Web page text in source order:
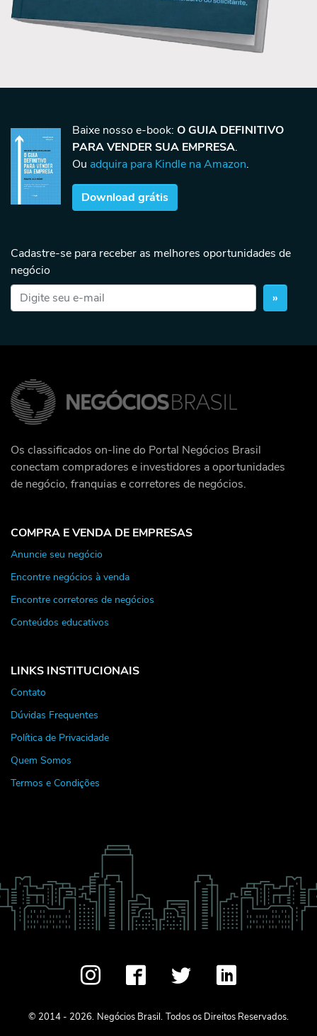
Baixe nosso e-book: O GUIA DEFINITIVO
PARA VENDER SUA EMPRESA.
Ou adquira para Kindle na Amazon.
Download grátis
Cadastre-se para receber as melhores oportunidades de
negócio
»
Os classificados on-line do Portal Negócios Brasil
conectam compradores e investidores a oportunidades
de negócio, franquias e corretores de negócios.
COMPRA E VENDA DE EMPRESAS
Anuncie seu negócio
Encontre negócios à venda
Encontre corretores de negócios
Conteúdos educativos
LINKS INSTITUCIONAIS
Contato
Dúvidas Frequentes
Política de Privacidade
Quem Somos
Termos e Condições
© 2014 - 2026. Negócios Brasil. Todos os Direitos Reservados.